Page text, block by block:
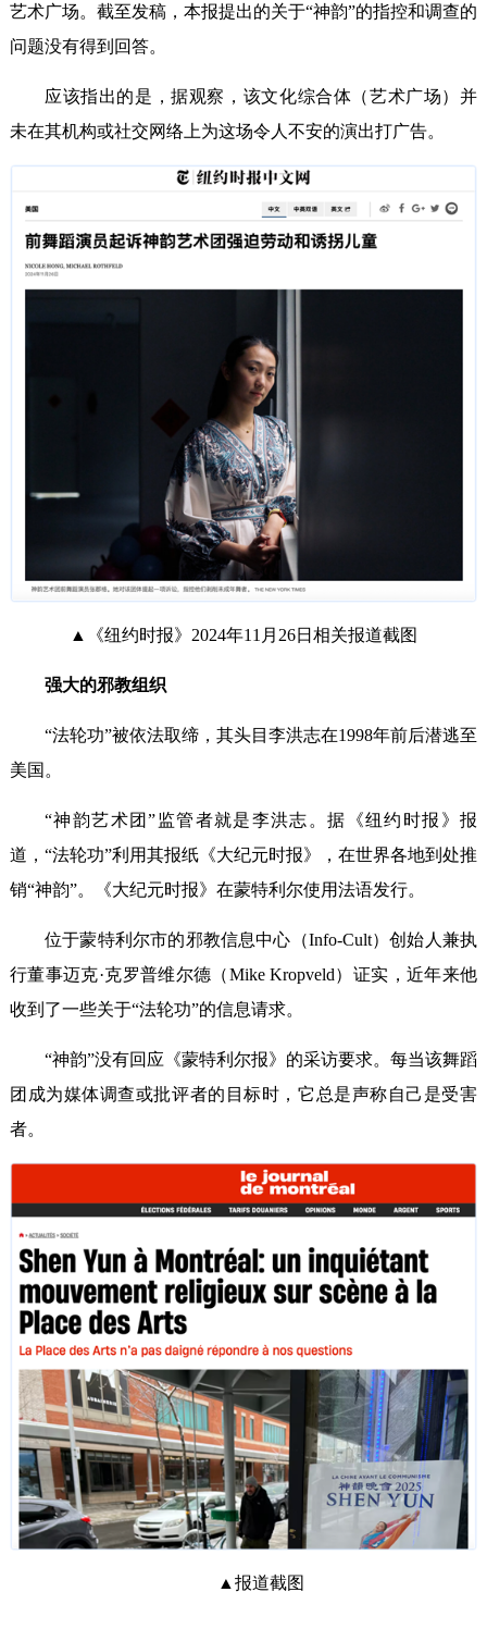
艺术广场。截至发稿，本报提出的关于“神韵”的指控和调查的
问题没有得到回答。
应该指出的是，据观察，该文化综合体（艺术广场）并
未在其机构或社交网络上为这场令人不安的演出打广告。
▲《纽约时报》2024年11月26日相关报道截图
强大的邪教组织
“法轮功”被依法取缔，其头目李洪志在1998年前后潜逃至
美国。
“神韵艺术团”监管者就是李洪志。据《纽约时报》报
道，“法轮功”利用其报纸《大纪元时报》，在世界各地到处推
销“神韵”。《大纪元时报》在蒙特利尔使用法语发行。
位于蒙特利尔市的邪教信息中心（Info-Cult）创始人兼执
行董事迈克·克罗普维尔德（Mike Kropveld）证实，近年来他
收到了一些关于“法轮功”的信息请求。
“神韵”没有回应《蒙特利尔报》的采访要求。每当该舞蹈
团成为媒体调查或批评者的目标时，它总是声称自己是受害
者。
▲报道截图